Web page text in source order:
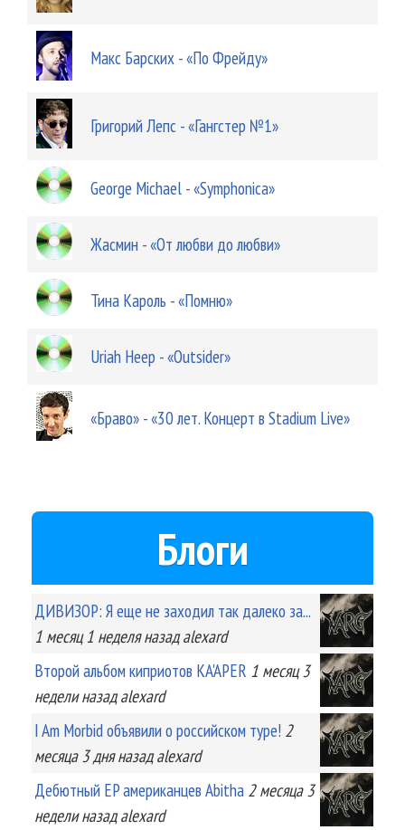
Макс Барских - «По Фрейду»
Григорий Лепс - «Гангстер №1»
George Michael - «Symphonica»
Жасмин - «От любви до любви»
Тина Кароль - «Помню»
Uriah Heep - «Outsider»
«Браво» - «30 лет. Концерт в Stadium Live»
Блоги
ДИВИЗОР: Я еще не заходил так далеко за...
1 месяц 1 неделяназад alexard
Второй альбом киприотов KA'APER 1 месяц 3
неделиназад alexard
I Am Morbid объявили о российском туре! 2
месяца 3 дняназад alexard
Дебютный EP американцев Abitha 2 месяца 3
неделиназад alexard